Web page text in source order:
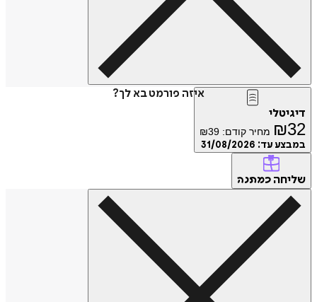
איזה פורמט בא לך?
דיגיטלי
₪32 מחיר קודם: ₪39
במבצע עד: 31/08/2026
שליחה כמתנה